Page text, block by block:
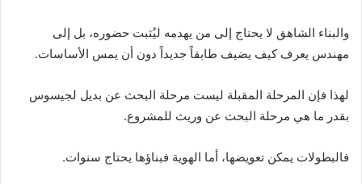
والبناء الشاهق لا يحتاج إلى من يهدمه ليُثبت حضوره، بل إلى
مهندس يعرف كيف يضيف طابقاً جديداً دون أن يمس الأساسات.
لهذا فإن المرحلة المقبلة ليست مرحلة البحث عن بديل لجيسوس
بقدر ما هي مرحلة البحث عن وريث للمشروع.
فالبطولات يمكن تعويضها، أما الهوية فبناؤها يحتاج سنوات.